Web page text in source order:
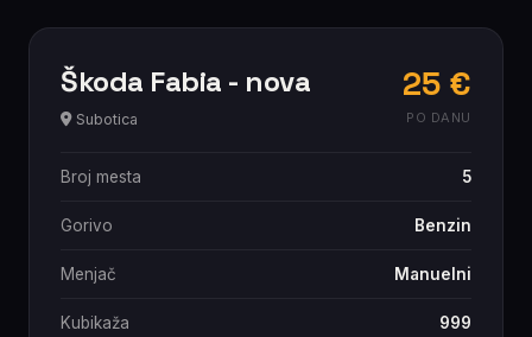
Škoda Fabia - nova
Subotica
25 €
PO DANU
Broj mesta 5
Gorivo Benzin
Menjač Manuelni
Kubikaža 999